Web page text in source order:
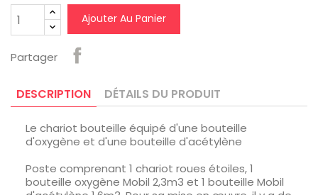
Ajouter Au Panier
Partager
DESCRIPTION DÉTAILS DU PRODUIT
Le chariot bouteille équipé d'une bouteille
d'oxygène et d'une bouteille d'acétylène
Poste comprenant 1 chariot roues étoiles, 1
bouteille oxygène Mobil 2,3m3 et 1 bouteille Mobil